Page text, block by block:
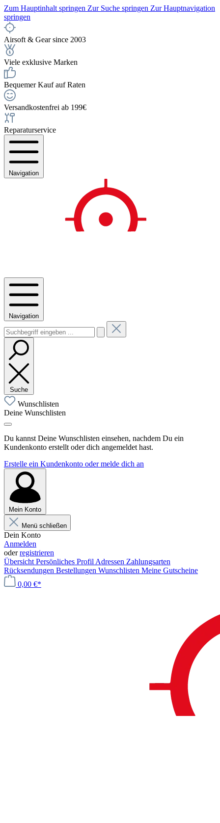
Zum Hauptinhalt springen Zur Suche springen Zur Hauptnavigation
springen
Airsoft & Gear since 2003
Viele exklusive Marken
Bequemer Kauf auf Raten
Versandkostenfrei ab 199€
Reparaturservice
Navigation
Navigation
Suche
Wunschlisten
Deine Wunschlisten
Du kannst Deine Wunschlisten einsehen, nachdem Du ein
Kundenkonto erstellt oder dich angemeldet hast.
Erstelle ein Kundenkonto oder melde dich an
Mein Konto
Menü schließen
Dein Konto
Anmelden
oderregistrieren
Übersicht Persönliches Profil Adressen Zahlungsarten
Rücksendungen Bestellungen Wunschlisten Meine Gutscheine
0,00 €*